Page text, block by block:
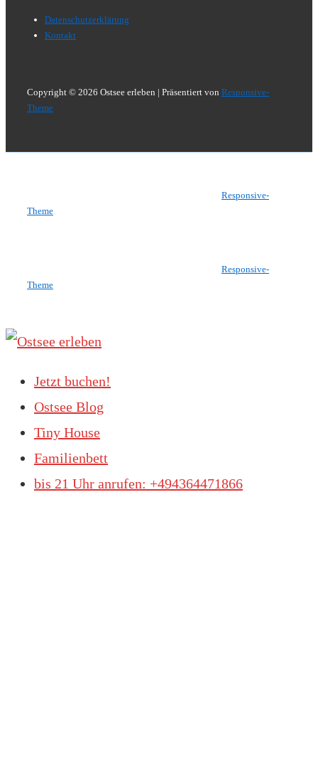
Footer-
Menü
Datenschutzerklärung
Kontakt
Copyright © 2026 Ostsee erleben | Präsentiert von Responsive-
Theme
Responsive-
Theme
Responsive-
Theme
Jetzt buchen!
Ostsee Blog
Tiny House
Familienbett
bis 21 Uhr anrufen: +494364471866